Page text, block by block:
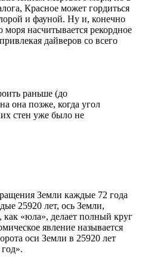
Красное может гордиться
и фауной. Ну и, конечно
насчитывается рекордное
дайверов со всего
раньше (до
она позже, когда угол
стен уже было не
Земли каждые 72 года
25920 лет, ось Земли,
«юла», делает полный круг
явление называется
оси Земли в 25920 лет